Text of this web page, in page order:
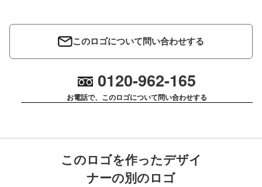
このロゴについて問い合わせする
0120-962-165
お電話で、このロゴについて問い合わせする
このロゴを作ったデザイ
ナーの別のロゴ